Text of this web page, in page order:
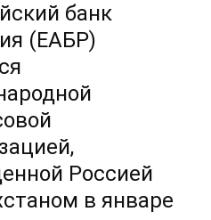
банк
(ЕАБР)
Россией
в январе